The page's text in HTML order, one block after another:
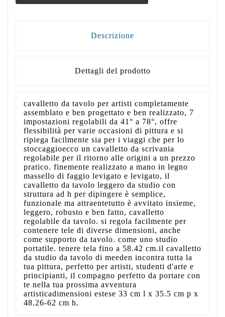
Descrizione
Dettagli del prodotto
cavalletto da tavolo per artisti completamente
assemblato e ben progettato e ben realizzato, 7
impostazioni regolabili da 41° a 78°, offre
flessibilità per varie occasioni di pittura e si
ripiega facilmente sia per i viaggi che per lo
stoccaggioecco un cavalletto da scrivania
regolabile per il ritorno alle origini a un prezzo
pratico. finemente realizzato a mano in legno
massello di faggio levigato e levigato, il
cavalletto da tavolo leggero da studio con
struttura ad h per dipingere è semplice,
funzionale ma attraentetutto è avvitato insieme,
leggero, robusto e ben fatto, cavalletto
regolabile da tavolo. si regola facilmente per
contenere tele di diverse dimensioni, anche
come supporto da tavolo. come uno studio
portatile. tenere tela fino a 58.42 cm.il cavalletto
da studio da tavolo di meeden incontra tutta la
tua pittura, perfetto per artisti, studenti d'arte e
principianti, il compagno perfetto da portare con
te nella tua prossima avventura
artisticadimensioni estese 33 cm l x 35.5 cm p x
48.26-62 cm h.